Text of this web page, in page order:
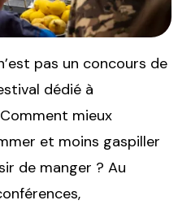
pas un concours de
dédié à
mieux
et moins gaspiller
de manger ? Au